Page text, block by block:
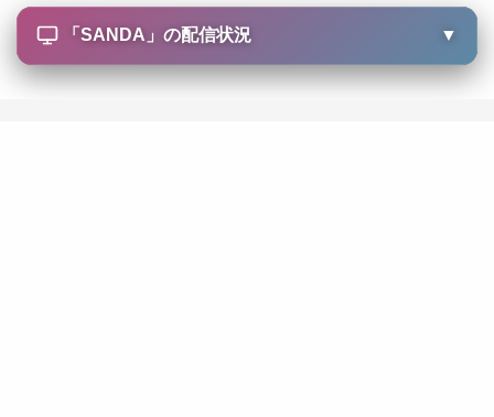
「 SANDA 」の配信状況 ▼